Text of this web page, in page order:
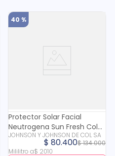
40 %
Protector Solar Facial
Neutrogena Sun Fresh Color
2.0 Fps 50+ X 40 Ml
JOHNSON Y JOHNSON DE COL SA
$134.000
$ 80.400
Mililitro a$ 2010